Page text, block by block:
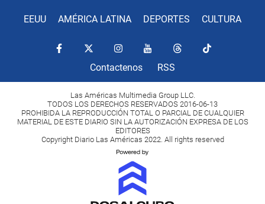
EEUU AMÉRICA LATINA DEPORTES CULTURA
Contactenos RSS
Las Américas Multimedia Group LLC.
TODOS LOS DERECHOS RESERVADOS 2016-06-13
PROHIBIDA LA REPRODUCCIÓN TOTAL O PARCIAL DE CUALQUIER
MATERIAL DE ESTE DIARIO SIN LA AUTORIZACIÓN EXPRESA DE LOS
EDITORES
Copyright Diario Las Américas 2022. All rights reserved